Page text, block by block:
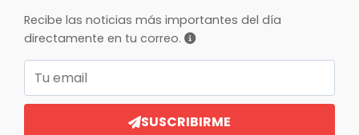
Recibe las noticias más importantes del día
directamente en tu correo.
Correo electrónico
SUSCRIBIRME